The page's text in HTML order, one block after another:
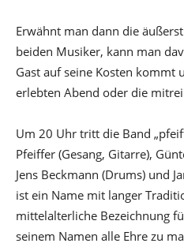
Erwähnt man dann die
beiden Musiker, kann man
Gast auf seine Kosten kommt
erlebten Abend oder die
Um 20 Uhr tritt die Band
Pfeiffer (Gesang, Gitarre),
Jens Beckmann (Drums) und
ist ein Name mit langer
mittelalterliche Bezeichnung
seinem Namen alle Ehre zu